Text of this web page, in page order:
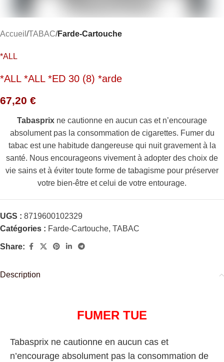
Accueil TABAC Farde-Cartouche
*ALL
*ALL *ALL *ED 30 (8) *arde
67,20 €
Tabasprix ne cautionne en aucun cas et n’encourage
absolument pas la consommation de cigarettes. Fumer du
tabac est une habitude dangereuse qui nuit gravement à la
santé. Nous encourageons vivement à adopter des choix de
vie sains et à éviter toute forme de tabagisme pour préserver
votre bien-être et celui de votre entourage.
UGS : 8719600102329
Catégories : Farde-Cartouche, TABAC
Share:
Description
FUMER TUE
Tabasprix ne cautionne en aucun cas et
n’encourage absolument pas la consommation de